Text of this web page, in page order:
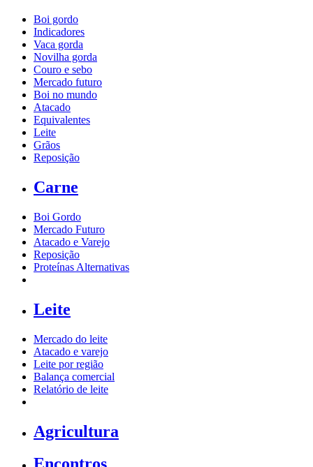
Boi gordo
Indicadores
Vaca gorda
Novilha gorda
Couro e sebo
Mercado futuro
Boi no mundo
Atacado
Equivalentes
Leite
Grãos
Reposição
Carne
Boi Gordo
Mercado Futuro
Atacado e Varejo
Reposição
Proteínas Alternativas
Leite
Mercado do leite
Atacado e varejo
Leite por região
Balança comercial
Relatório de leite
Agricultura